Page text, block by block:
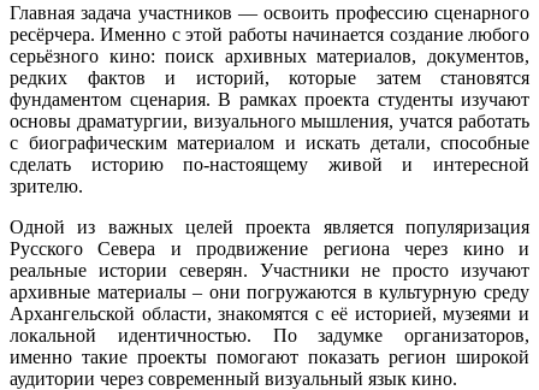
Главная задача участников — освоить профессию сценарного
ресёрчера. Именно с этой работы начинается создание любого
серьёзного кино: поиск архивных материалов, документов,
редких фактов и историй, которые затем становятся
фундаментом сценария. В рамках проекта студенты изучают
основы драматургии, визуального мышления, учатся работать
с биографическим материалом и искать детали, способные
сделать историю по-настоящему живой и интересной
зрителю.
Одной из важных целей проекта является популяризация
Русского Севера и продвижение региона через кино и
реальные истории северян. Участники не просто изучают
архивные материалы – они погружаются в культурную среду
Архангельской области, знакомятся с её историей, музеями и
локальной идентичностью. По задумке организаторов,
именно такие проекты помогают показать регион широкой
аудитории через современный визуальный язык кино.